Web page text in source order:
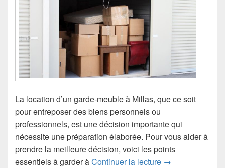
La location d’un garde-meuble à Millas, que ce soit
pour entreposer des biens personnels ou
professionnels, est une décision importante qui
nécessite une préparation élaborée. Pour vous aider à
prendre la meilleure décision, voici les points
essentiels à garder àContinuer la lecture 10 points
→